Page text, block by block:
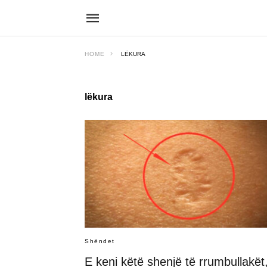
HOME LËKURA
lëkura
Shëndet
E keni këtë shenjë të